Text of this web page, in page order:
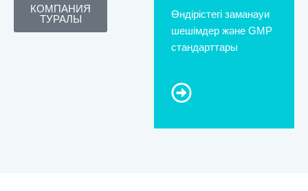
КОМПАНИЯ
ТУРАЛЫ
Өндірістегі заманауи
шешімдер және GMP
стандарттары